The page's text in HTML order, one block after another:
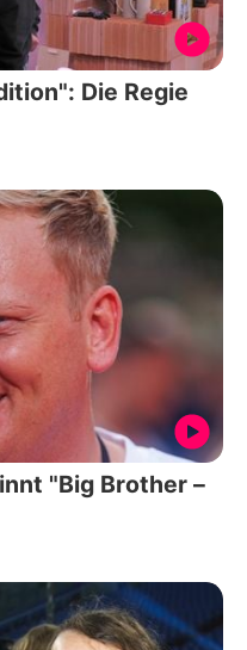
Die Regie
"Big Brother –